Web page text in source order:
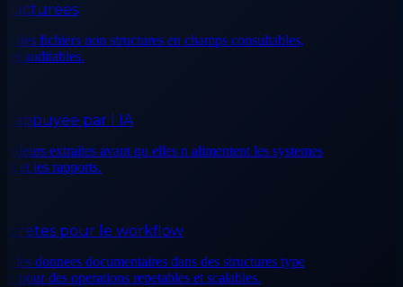
fichiers non structures en champs consultables,
auditables.
par l IA
extraites avant qu elles n alimentent les systemes
les rapports.
pour le workflow
donnees documentaires dans des structures type
des operations repetables et scalables.